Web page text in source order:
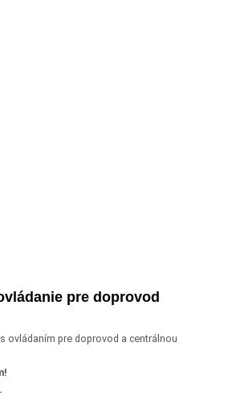
pre doprovod
ovládaním pre doprovod a centrálnou